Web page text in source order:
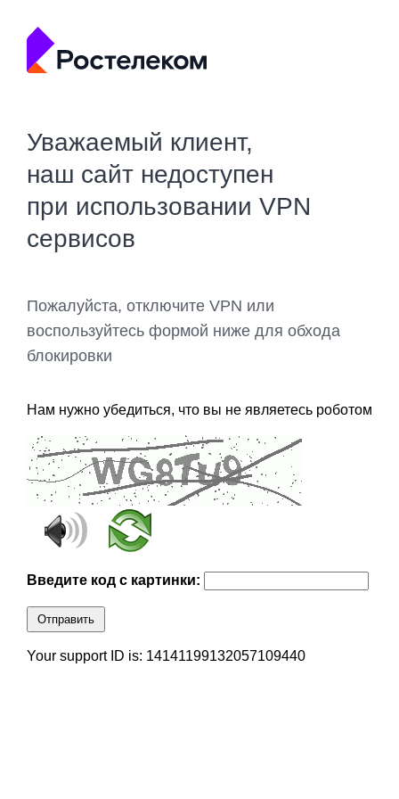
Уважаемый клиент,
наш сайт недоступен
при использовании VPN
сервисов
Пожалуйста, отключите VPN или
воспользуйтесь формой ниже для обхода
блокировки
Нам нужно убедиться, что вы не являетесь роботом
Введите код с картинки:
Отправить
Your support ID is: 14141199132057109440